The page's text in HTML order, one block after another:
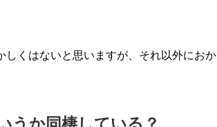
くはないと思いますが、それ以外におか